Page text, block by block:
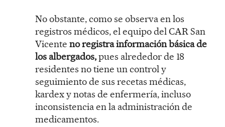
No obstante, como se observa en los
registros médicos, el equipo del CAR San
Vicente no registra información básica de
los albergados,pues alrededor de 18
residentes no tiene un control y
seguimiento de sus recetas médicas,
kardex y notas de enfermería, incluso
inconsistencia en la administración de
medicamentos.